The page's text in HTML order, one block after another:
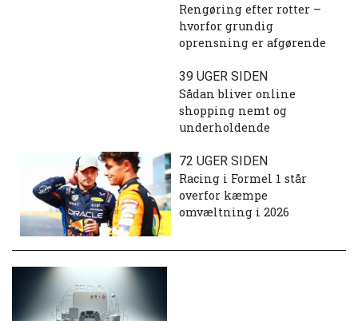
Rengøring efter rotter –
hvorfor grundig
oprensning er afgørende
39 UGER SIDEN
Sådan bliver online
shopping nemt og
underholdende
72 UGER SIDEN
Racing i Formel 1 står
overfor kæmpe
omvæltning i 2026